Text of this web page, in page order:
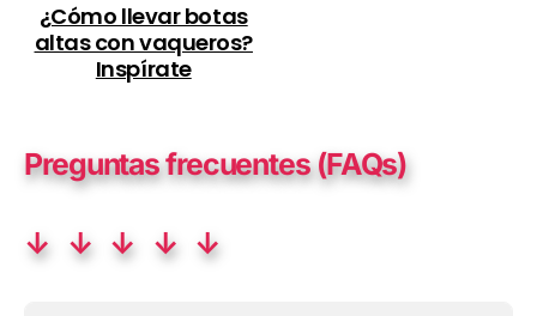
¿Cómo llevar botas
altas con vaqueros?
Inspírate
Preguntas frecuentes (FAQs)
↓ ↓ ↓ ↓ ↓